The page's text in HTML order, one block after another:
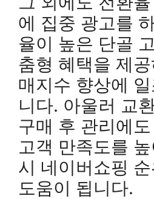
에 집중 광고를
율이 높은 단골
춤형 혜택을 제
매지수 향상에
니다. 아울러 교
구매 후 관리에
고객 만족도를
시 네이버쇼핑
도움이 됩니다.